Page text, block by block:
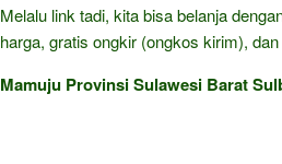
Melalu link tadi, kita bisa belanja
harga, gratis ongkir (ongkos kirim),
Mamuju Provinsi Sulawesi Barat